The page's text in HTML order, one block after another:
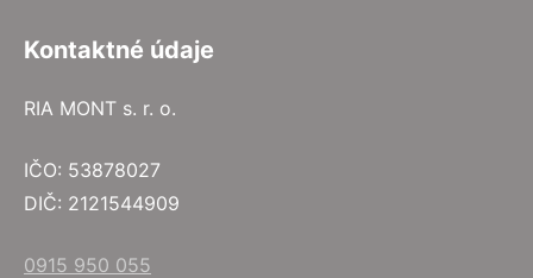
Kontaktné údaje
RIA MONT s. r. o.
IČO: 53878027
DIČ: 2121544909
0915 950 055